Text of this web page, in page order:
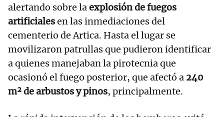
alertando sobre laexplosión de fuegos
artificialesen las inmediaciones del
cementerio de Artica. Hasta el lugar se
movilizaron patrullas que pudieron identificar
a quienes manejaban la pirotecnia que
ocasionó el fuego posterior, que afectó a 240
m² de arbustos y pinos, principalmente.